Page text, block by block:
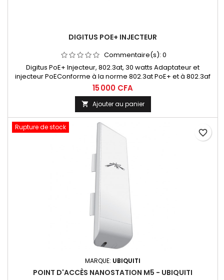
DIGITUS POE+ INJECTEUR
Commentaire(s): 0
Digitus PoE+ Injecteur, 802.3at, 30 watts Adaptateur et
injecteur PoEConforme à la norme 802.3at PoE+ et à 802.3af
PoE
15 000 CFA
 Ajouter au panier
Rupture de stock
MARQUE: UBIQUITI
POINT D'ACCÈS NANOSTATION M5 - UBIQUITI
favorite_border